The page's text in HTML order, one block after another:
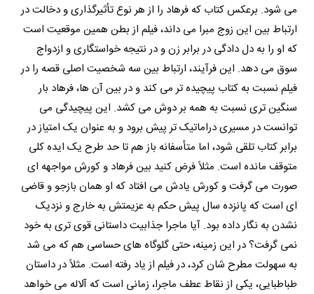
می شود. برعکس کتاب که فرهاد را از هر نوع تأثیرگذاری و دخالت در
ارتباط بین این زوج مبرا می داند، فیلم از بطن همین موقعیت است
که او را به دل دادگی در برابر زن و در نتیجه خواستگاری و ازدواج
سوق می دهد. این فرآیند، ارتباط بین سه شخصیت اصلی قصه را در
فیلم نسبت به کتاب پیچیده تر می کند و در بین آن ها، فرهاد بار
سنگین تری نسبت به همه بر دوش می کشد. این پیچیدگی می
توانست در مسیری دراماتیک تر پیش برود و به عنوان یک امتیاز در
برابر کتاب تلقی شود، اما متأسفانه باز هم تا حد طرح یک ایده کلی
متوقف مانده است. مثلاً فرض کنید بین فرهاد و کورش مواجهه ای
صورت می گرفت و کورش یادش می افتاد که او همان بازجو و قاضی
ای است که پانزده سال پیش حکم به عزیمتش به خارج و نزدیک
نشدن به نگار داده بود. آیا ماجرا جذابیت داستانی قوی تری به خود
نمی گرفت؟ در این زمینه، حتی گلوگاه های حساسی هم که می شد
به سهولت مطرح شان کرد، در فیلم از یاد رفته است. مثلاً در داستان
طباطبایی، یکی از نقاط عطف ماجرا، زمانی است که آلاله می خواهد